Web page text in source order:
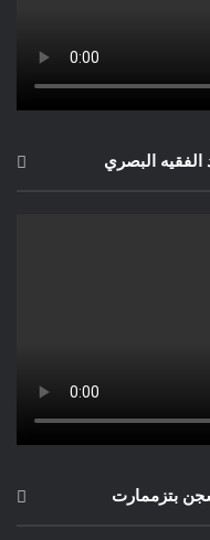
الفقيه البصري
بتزممارت